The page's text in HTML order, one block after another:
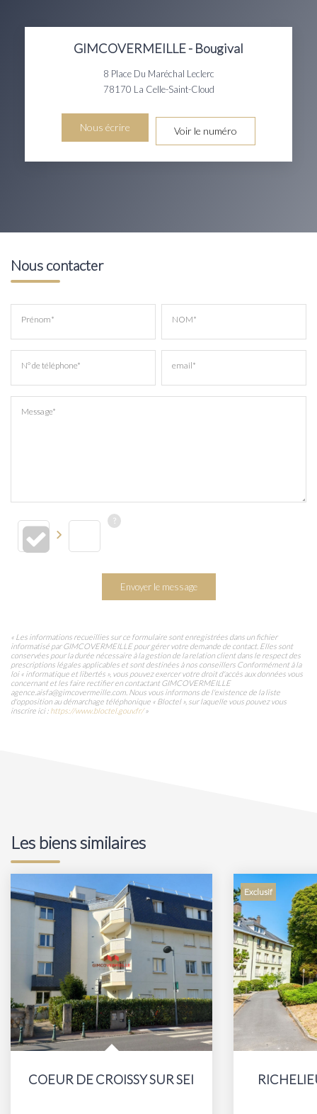
GIMCOVERMEILLE - Bougival
8 Place Du Maréchal Leclerc
78170 La Celle-Saint-Cloud
Nous écrire Voir le numéro
Nous contacter
Prénom* NOM*
N° de téléphone* email*
Message*
Envoyer le message
« Les informations recueillies sur ce formulaire sont enregistrées dans un fichier
informatisé par GIMCOVERMEILLE pour gérer votre demande de contact. Elles sont
conservées pour la durée nécessaire à la gestion de la relation client dans le respect des
prescriptions légales applicables et sont destinées à nos conseillers Conformément à la
loi « informatique et libertés », vous pouvez exercer votre droit d'accès aux données vous
concernant et les faire rectifier en contactant GIMCOVERMEILLE
agence.aisfa@gimcovermeille.com. Nous vous informons de l'existence de la liste
d'opposition au démarchage téléphonique « Bloctel », sur laquelle vous pouvez vous
inscrire ici : https://www.bloctel.gouv.fr/»
Les biens similaires
COEUR DE CROISSY SUR SEINE
Exclusif